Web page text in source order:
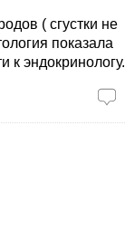
в дисбалансі
взагалі немає
повільно
Роки півтори-
( сгустки не
показала
к эндокринологу.